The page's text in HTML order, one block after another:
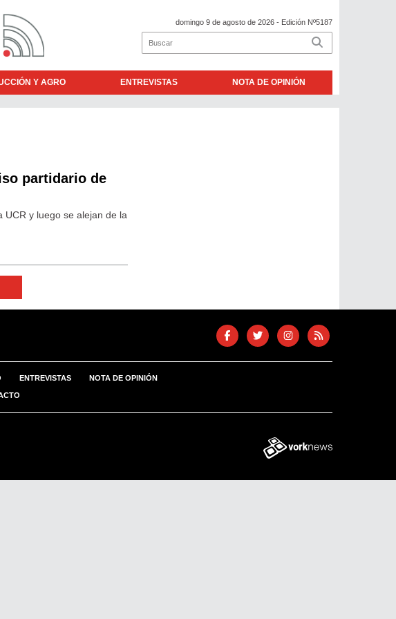
domingo 9 de agosto de 2026 - Edición Nº5187
Y AGRO ENTREVISTAS NOTA DE OPINIÓN
partidario de
y luego se alejan de la
ENTREVISTAS NOTA DE OPINIÓN